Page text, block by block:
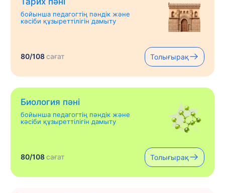
бойынша педагогтің пәндік және
кәсіби құзыреттілігін дамыту
80/108сағат Толығырақ
Биология пәні
бойынша педагогтің пәндік және
кәсіби құзыреттілігін дамыту
80/108сағат Толығырақ